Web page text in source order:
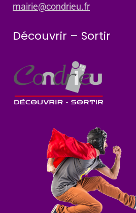
mairie@condrieu.fr
Découvrir – Sortir